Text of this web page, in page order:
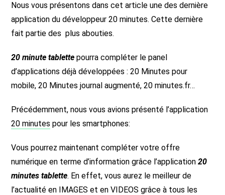
Nous vous présentons dans cet article une des dernière
application du développeur 20 minutes. Cette dernière
fait partie des plus abouties.
20 minute tablette pourra compléter le panel
d’applications déjà développées : 20 Minutes pour
mobile, 20 Minutes journal augmenté, 20 minutes.fr…
Précédemment, nous vous avions présenté l’application
20 minutes pour les smartphones:
Vous pourrez maintenant compléter votre offre
numérique en terme d’information grâce l’application20
minutes tablette. En effet, vous aurez le meilleur de
l’actualité en IMAGES et en VIDEOS grâce à tous les